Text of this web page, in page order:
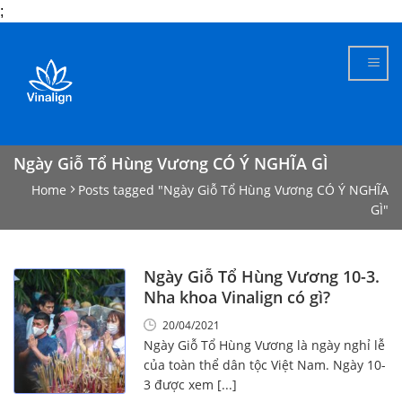
;
content
Ngày Giỗ Tổ Hùng Vương CÓ Ý NGHĨA GÌ
Home Posts tagged "Ngày Giỗ Tổ Hùng Vương CÓ Ý NGHĨA
GÌ"
Ngày Giỗ Tổ Hùng Vương 10-3.
Nha khoa Vinalign có gì?
20/04/2021
Ngày Giỗ Tổ Hùng Vương là ngày nghỉ lễ
của toàn thể dân tộc Việt Nam. Ngày 10-
3 được xem [...]